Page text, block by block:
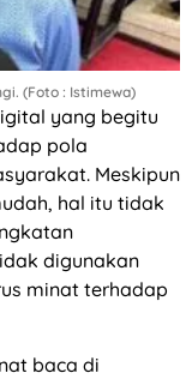
(Foto : Istimewa)
yang begitu
pola
Meskipun
hal itu tidak
digunakan
minat terhadap
baca di